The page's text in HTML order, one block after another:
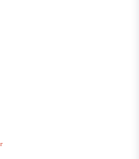
forsvundne mumie' på Taastrup